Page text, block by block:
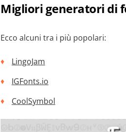
Migliori generatori di
Ecco alcuni tra i più popolari:
LingoJam
IGFonts.io
CoolSymbol